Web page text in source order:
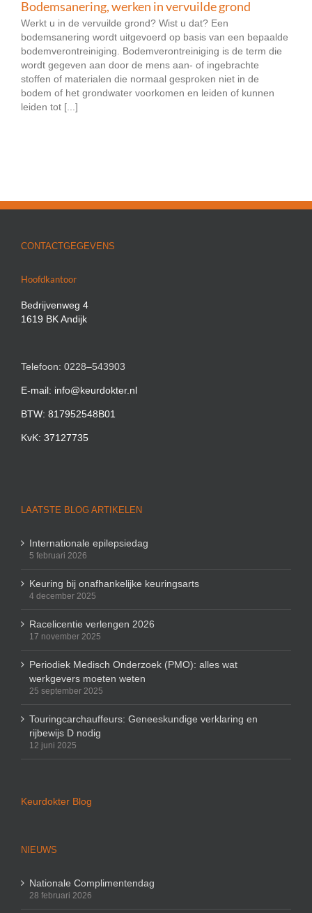
Bodemsanering, werken in vervuilde grond
Werkt u in de vervuilde grond? Wist u dat? Een
bodemsanering wordt uitgevoerd op basis van een bepaalde
bodemverontreiniging. Bodemverontreiniging is de term die
wordt gegeven aan door de mens aan- of ingebrachte
stoffen of materialen die normaal gesproken niet in de
bodem of het grondwater voorkomen en leiden of kunnen
leiden tot [...]
CONTACTGEGEVENS
Hoofdkantoor
Bedrijvenweg 4
1619 BK Andijk
Telefoon: 0228–543903
E-mail: info@keurdokter.nl
BTW: 817952548B01
KvK: 37127735
LAATSTE BLOG ARTIKELEN
Internationale epilepsiedag
5 februari 2026
Keuring bij onafhankelijke keuringsarts
4 december 2025
Racelicentie verlengen 2026
17 november 2025
Periodiek Medisch Onderzoek (PMO): alles wat
werkgevers moeten weten
25 september 2025
Touringcarchauffeurs: Geneeskundige verklaring en
rijbewijs D nodig
12 juni 2025
Keurdokter Blog
NIEUWS
Nationale Complimentendag
28 februari 2026